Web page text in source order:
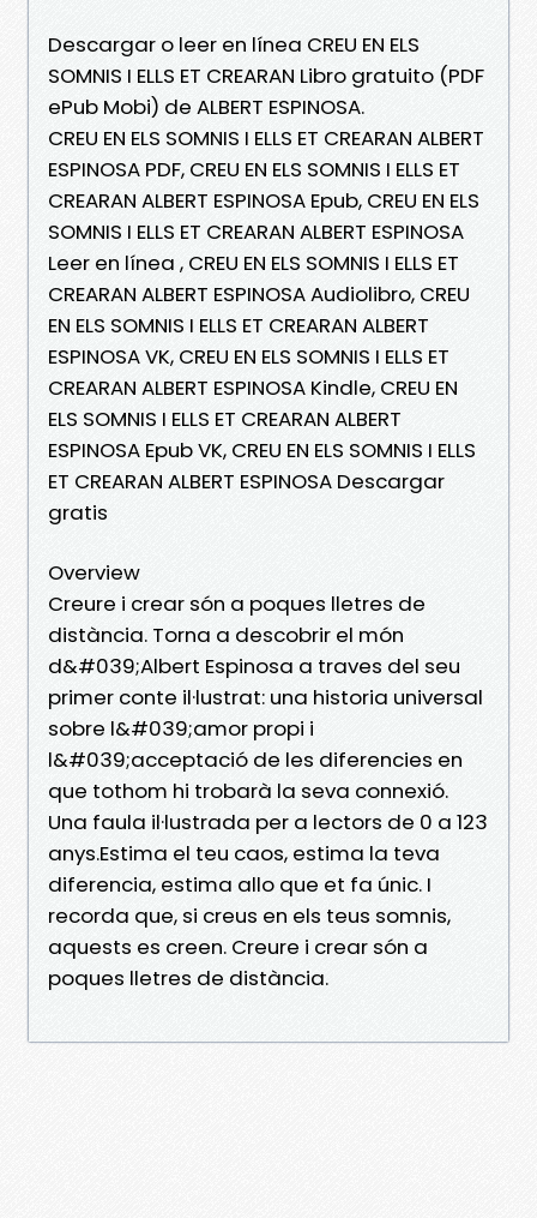
Descargar o leer en línea CREU EN ELS
SOMNIS I ELLS ET CREARAN Libro gratuito (PDF
ePub Mobi) de ALBERT ESPINOSA.
CREU EN ELS SOMNIS I ELLS ET CREARAN ALBERT
ESPINOSA PDF, CREU EN ELS SOMNIS I ELLS ET
CREARAN ALBERT ESPINOSA Epub, CREU EN ELS
SOMNIS I ELLS ET CREARAN ALBERT ESPINOSA
Leer en línea , CREU EN ELS SOMNIS I ELLS ET
CREARAN ALBERT ESPINOSA Audiolibro, CREU
EN ELS SOMNIS I ELLS ET CREARAN ALBERT
ESPINOSA VK, CREU EN ELS SOMNIS I ELLS ET
CREARAN ALBERT ESPINOSA Kindle, CREU EN
ELS SOMNIS I ELLS ET CREARAN ALBERT
ESPINOSA Epub VK, CREU EN ELS SOMNIS I ELLS
ET CREARAN ALBERT ESPINOSA Descargar
gratis
Overview
Creure i crear són a poques lletres de
distància. Torna a descobrir el món
d&#039;Albert Espinosa a traves del seu
primer conte il·lustrat: una historia universal
sobre l&#039;amor propi i
l&#039;acceptació de les diferencies en
que tothom hi trobarà la seva connexió.
Una faula il·lustrada per a lectors de 0 a 123
anys.Estima el teu caos, estima la teva
diferencia, estima allo que et fa únic. I
recorda que, si creus en els teus somnis,
aquests es creen. Creure i crear són a
poques lletres de distància.